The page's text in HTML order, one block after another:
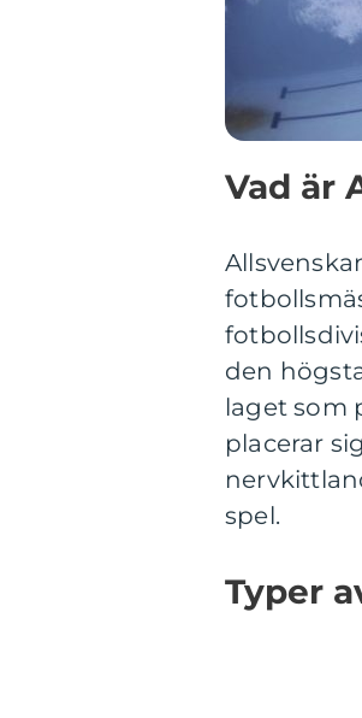
Vad är
den
laget som
placerar
spel.
Typer